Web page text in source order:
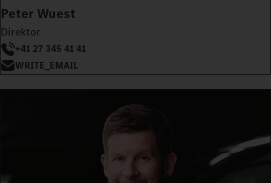
Peter Wuest
Direktor
+41 27 345 41 41
WRITE_EMAIL